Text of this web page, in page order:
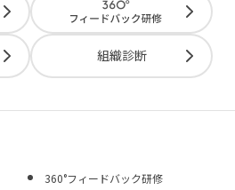
組織診断
360°フィードバック研修